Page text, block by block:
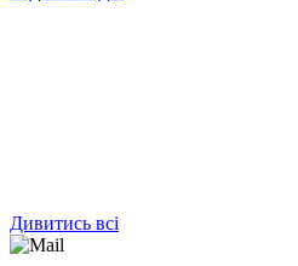
Дивитись всі